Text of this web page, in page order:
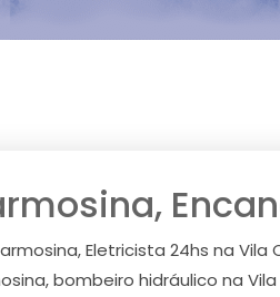
Eletricista 24hs na
bombeiro hidráulico na